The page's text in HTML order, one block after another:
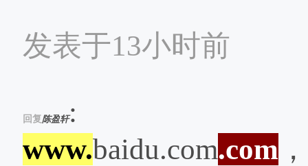
发表于13小时前
回复陈盈轩:
www.baidu.com.com ，